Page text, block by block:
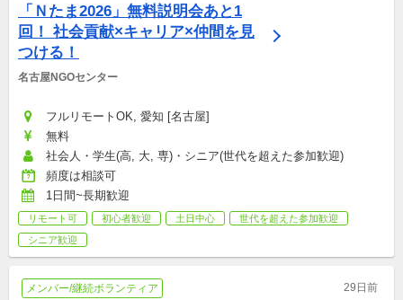
「Ｎたま2026」無料説明会あと1
回！ 社会貢献×キャリア×仲間を見
つける！
名古屋NGOセンター
フルリモートOK, 愛知 [名古屋]
無料
社会人・学生(高, 大, 専)・シニア(世代を超えた参加歓迎)
頻度は相談可
1日間~長期歓迎
リモート可 初心者歓迎 土日中心
世代を超えた参加歓迎
シニア歓迎
メンバー/継続ボランティア 29日前